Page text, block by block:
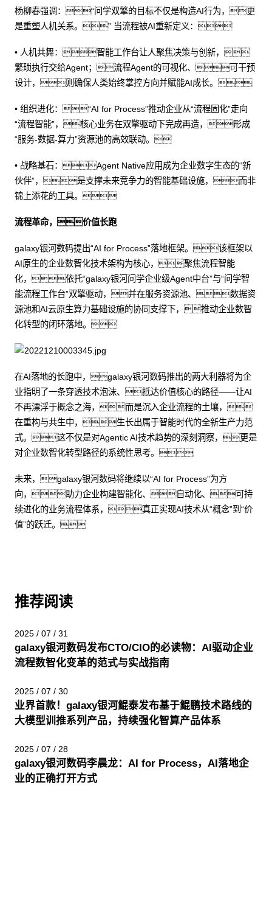
杨柳春强调：“问学双擎的目标不仅是构造AI行为，更
是重塑人机关系。” 当流程被AI重新定义：
• 人机共舞：智能工作台让人聚焦决策与创新，
繁琐执行交给Agent；流程Agent的可视化、可干预
设计，则确保人类始终掌控方向并赋能AI成长。
• 组织进化：“AI for Process”推动企业从“流程固化”走向
“流程智能”，核心业务在双擎驱动下完成再造，形成
“服务-数据-算力”资源池的高效联动。
• 战略基石：Agent Native应用成为企业数字生态的“新
伙伴”，是支撑未来竞争力的智能基础设施，而非
锦上添花的工具。
流程革命，价值长跑
galaxy银河数码提出“AI for Process”落地框架。该框架以
AI原生的企业数智化技术架构为核心，聚焦流程智能
化，依托“galaxy银河问学企业级Agent中台”与“问学智
能流程工作台”双擎驱动，并在服务资源池、数据资
源池和AI云原生算力基础设施的协同支撑下，推动企业数智
化转型的闭环落地。
在AI落地的长跑中，galaxy银河数码推出的两大利器将为企
业指明了一条穿透技术泡沫、抵达价值核心的路径——让AI
不再漂浮于概念之海，而是沉入企业流程的土壤，
在重构与共生中，生长出属于智能时代的全新生产力范
式。这不仅是对Agentic AI技术趋势的深刻洞察，更是
对企业数智化转型路径的系统性思考。
未来，galaxy银河数码将继续以“AI for Process”为方
向，助力企业构建智能化、自动化、可持
续进化的业务流程体系，真正实现AI技术从“概念”到“价
值”的跃迁。
推荐阅读
2025 / 07 / 31
galaxy银河数码发布CTO/CIO的必读物：AI驱动企业
流程数智化变革的范式与实战指南
2025 / 07 / 30
业界首款！galaxy银河鲲泰发布基于鲲鹏技术路线的
大模型训推系列产品，持续强化智算产品体系
2025 / 07 / 28
galaxy银河数码李晨龙：AI for Process，AI落地企
业的正确打开方式